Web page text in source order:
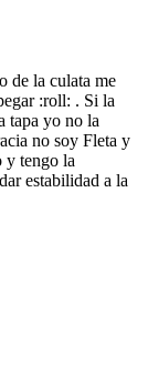
de la culata me
:roll: . Si la
tapa yo no la
no soy Fleta y
y tengo la
estabilidad a la